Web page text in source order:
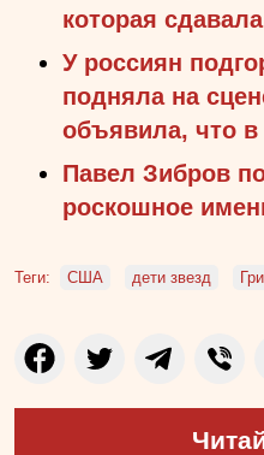
которая
У россиян
подняла на
объявила, что
Павел Зибров
роскошное
Теги: США дети звезд